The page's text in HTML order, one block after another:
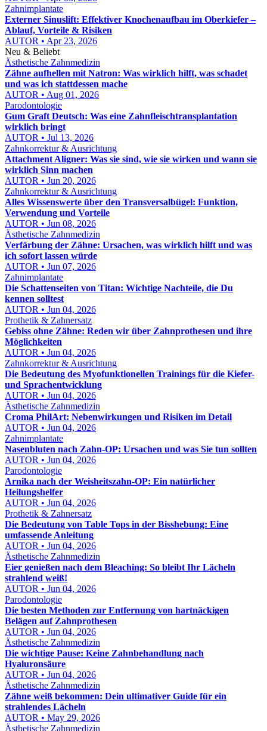
Zahnimplantate
Externer Sinuslift: Effektiver Knochenaufbau im Oberkiefer –
Ablauf, Vorteile & Risiken
AUTOR • Apr 23, 2026
Neu & Beliebt
Ästhetische Zahnmedizin
Zähne aufhellen mit Natron: Was wirklich hilft, was schadet
und was ich stattdessen mache
AUTOR • Aug 01, 2026
Parodontologie
Gum Graft Deutsch: Was eine Zahnfleischtransplantation
wirklich bringt
AUTOR • Jul 13, 2026
Zahnkorrektur & Ausrichtung
Attachment Aligner: Was sie sind, wie sie wirken und wann sie
wirklich Sinn machen
AUTOR • Jun 20, 2026
Zahnkorrektur & Ausrichtung
Alles Wissenswerte über den Transversalbügel: Funktion,
Verwendung und Vorteile
AUTOR • Jun 08, 2026
Ästhetische Zahnmedizin
Verfärbung der Zähne: Ursachen, was wirklich hilft und was
ich sofort lassen würde
AUTOR • Jun 07, 2026
Zahnimplantate
Die Schattenseiten von Titan: Wichtige Nachteile, die Du
kennen solltest
AUTOR • Jun 04, 2026
Prothetik & Zahnersatz
Gebiss ohne Zähne: Reden wir über Zahnprothesen und ihre
Möglichkeiten
AUTOR • Jun 04, 2026
Zahnkorrektur & Ausrichtung
Die Bedeutung des Myofunktionellen Trainings für die Kiefer-
und Sprachentwicklung
AUTOR • Jun 04, 2026
Ästhetische Zahnmedizin
Croma PhilArt: Nebenwirkungen und Risiken im Detail
AUTOR • Jun 04, 2026
Zahnimplantate
Nasenbluten nach Zahn-OP: Ursachen und was Sie tun sollten
AUTOR • Jun 04, 2026
Parodontologie
Arnika nach der Weisheitszahn-OP: Ein natürlicher
Heilungshelfer
AUTOR • Jun 04, 2026
Prothetik & Zahnersatz
Die Bedeutung von Table Tops in der Bisshebung: Eine
umfassende Anleitung
AUTOR • Jun 04, 2026
Ästhetische Zahnmedizin
Eier genießen nach dem Bleaching: So bleibt Ihr Lächeln
strahlend weiß!
AUTOR • Jun 04, 2026
Parodontologie
Die besten Methoden zur Entfernung von hartnäckigen
Belägen auf Zahnprothesen
AUTOR • Jun 04, 2026
Ästhetische Zahnmedizin
Die wichtige Pause: Keine Zahnbehandlung nach
Hyaluronsäure
AUTOR • Jun 04, 2026
Ästhetische Zahnmedizin
Zähne weiß bekommen: Dein ultimativer Guide für ein
strahlendes Lächeln
AUTOR • May 29, 2026
Ästhetische Zahnmedizin